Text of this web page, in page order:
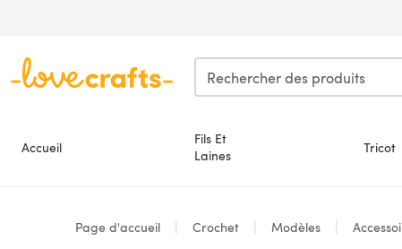
Accueil
Fils Et
Laines
Tricot
Page d'accueil Crochet Modèles